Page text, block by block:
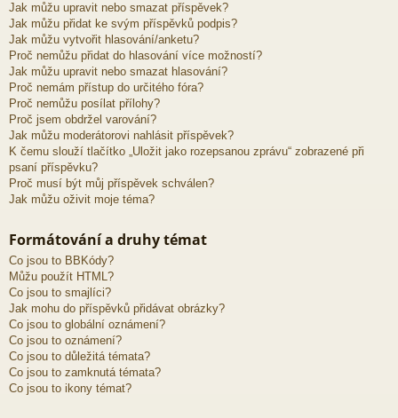
Jak můžu upravit nebo smazat příspěvek?
Jak můžu přidat ke svým příspěvků podpis?
Jak můžu vytvořit hlasování/anketu?
Proč nemůžu přidat do hlasování více možností?
Jak můžu upravit nebo smazat hlasování?
Proč nemám přístup do určitého fóra?
Proč nemůžu posílat přílohy?
Proč jsem obdržel varování?
Jak můžu moderátorovi nahlásit příspěvek?
K čemu slouží tlačítko „Uložit jako rozepsanou zprávu“ zobrazené při
psaní příspěvku?
Proč musí být můj příspěvek schválen?
Jak můžu oživit moje téma?
Formátování a druhy témat
Co jsou to BBKódy?
Můžu použít HTML?
Co jsou to smajlíci?
Jak mohu do příspěvků přidávat obrázky?
Co jsou to globální oznámení?
Co jsou to oznámení?
Co jsou to důležitá témata?
Co jsou to zamknutá témata?
Co jsou to ikony témat?